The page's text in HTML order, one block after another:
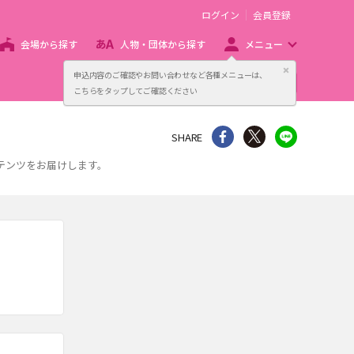
申込内容のご確認やお問い合わせなど各種メニューは、
こちらをタップしてご確認ください
閉じる
ログイン 会員登録
会場から探す 人物・団体から探す メニュー
主催者向け販売サービス
ツをお届けします。
SHARE シェア Twitter